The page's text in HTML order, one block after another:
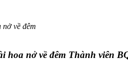
nở về đêm
hoa nở về đêm Thành viên